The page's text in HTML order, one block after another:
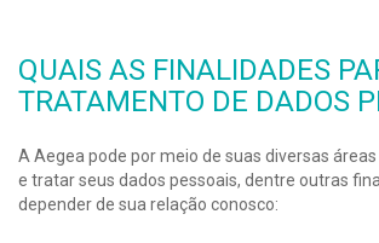
QUAIS AS FINALIDADES
TRATAMENTO DE DADOS
A Aegea pode por meio de suas diversas
e tratar seus dados pessoais, dentre outras
depender de sua relação conosco: